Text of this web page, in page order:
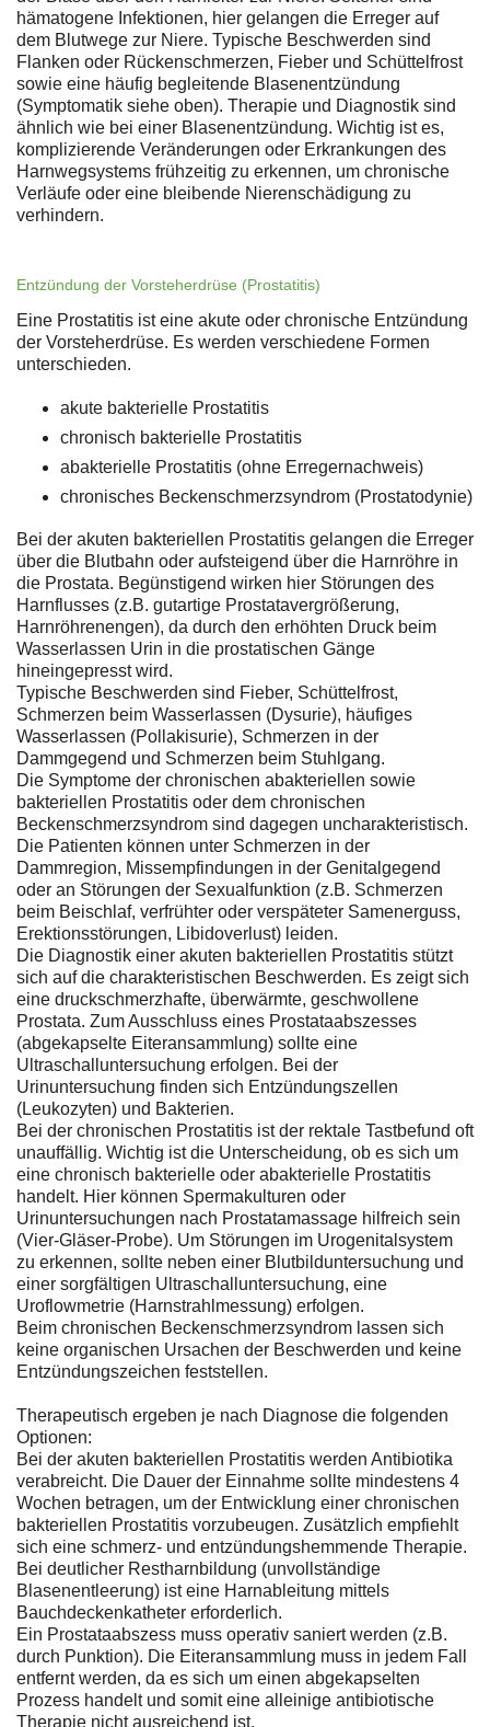
hämatogene Infektionen, hier gelangen die Erreger auf
dem Blutwege zur Niere. Typische Beschwerden sind
Flanken oder Rückenschmerzen, Fieber und Schüttelfrost
sowie eine häufig begleitende Blasenentzündung
(Symptomatik siehe oben). Therapie und Diagnostik sind
ähnlich wie bei einer Blasenentzündung. Wichtig ist es,
komplizierende Veränderungen oder Erkrankungen des
Harnwegsystems frühzeitig zu erkennen, um chronische
Verläufe oder eine bleibende Nierenschädigung zu
verhindern.
Entzündung der Vorsteherdrüse (Prostatitis)
Eine Prostatitis ist eine akute oder chronische Entzündung
der Vorsteherdrüse. Es werden verschiedene Formen
unterschieden.
akute bakterielle Prostatitis
chronisch bakterielle Prostatitis
abakterielle Prostatitis (ohne Erregernachweis)
chronisches Beckenschmerzsyndrom (Prostatodynie)
Bei der akuten bakteriellen Prostatitis gelangen die Erreger
über die Blutbahn oder aufsteigend über die Harnröhre in
die Prostata. Begünstigend wirken hier Störungen des
Harnflusses (z.B. gutartige Prostatavergrößerung,
Harnröhrenengen), da durch den erhöhten Druck beim
Wasserlassen Urin in die prostatischen Gänge
hineingepresst wird.
Typische Beschwerden sind Fieber, Schüttelfrost,
Schmerzen beim Wasserlassen (Dysurie), häufiges
Wasserlassen (Pollakisurie), Schmerzen in der
Dammgegend und Schmerzen beim Stuhlgang.
Die Symptome der chronischen abakteriellen sowie
bakteriellen Prostatitis oder dem chronischen
Beckenschmerzsyndrom sind dagegen uncharakteristisch.
Die Patienten können unter Schmerzen in der
Dammregion, Missempfindungen in der Genitalgegend
oder an Störungen der Sexualfunktion (z.B. Schmerzen
beim Beischlaf, verfrühter oder verspäteter Samenerguss,
Erektionsstörungen, Libidoverlust) leiden.
Die Diagnostik einer akuten bakteriellen Prostatitis stützt
sich auf die charakteristischen Beschwerden. Es zeigt sich
eine druckschmerzhafte, überwärmte, geschwollene
Prostata. Zum Ausschluss eines Prostataabszesses
(abgekapselte Eiteransammlung) sollte eine
Ultraschalluntersuchung erfolgen. Bei der
Urinuntersuchung finden sich Entzündungszellen
(Leukozyten) und Bakterien.
Bei der chronischen Prostatitis ist der rektale Tastbefund oft
unauffällig. Wichtig ist die Unterscheidung, ob es sich um
eine chronisch bakterielle oder abakterielle Prostatitis
handelt. Hier können Spermakulturen oder
Urinuntersuchungen nach Prostatamassage hilfreich sein
(Vier-Gläser-Probe). Um Störungen im Urogenitalsystem
zu erkennen, sollte neben einer Blutbilduntersuchung und
einer sorgfältigen Ultraschalluntersuchung, eine
Uroflowmetrie (Harnstrahlmessung) erfolgen.
Beim chronischen Beckenschmerzsyndrom lassen sich
keine organischen Ursachen der Beschwerden und keine
Entzündungszeichen feststellen.
Therapeutisch ergeben je nach Diagnose die folgenden
Optionen:
Bei der akuten bakteriellen Prostatitis werden Antibiotika
verabreicht. Die Dauer der Einnahme sollte mindestens 4
Wochen betragen, um der Entwicklung einer chronischen
bakteriellen Prostatitis vorzubeugen. Zusätzlich empfiehlt
sich eine schmerz- und entzündungshemmende Therapie.
Bei deutlicher Restharnbildung (unvollständige
Blasenentleerung) ist eine Harnableitung mittels
Bauchdeckenkatheter erforderlich.
Ein Prostataabszess muss operativ saniert werden (z.B.
durch Punktion). Die Eiteransammlung muss in jedem Fall
entfernt werden, da es sich um einen abgekapselten
Prozess handelt und somit eine alleinige antibiotische
Therapie nicht ausreichend ist.